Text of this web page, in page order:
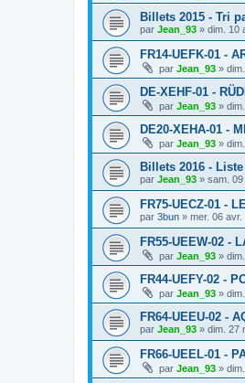
Billets 2015 - Tri
par Jean_93 » dim. 10
FR14-UEFK-01 -
par Jean_93 »
DE-XEHF-01 -
par Jean_93 »
DE20-XEHA-01 -
par Jean_93 »
Billets 2016 -
par Jean_93 » sam. 09
FR75-UECZ-01 -
par 3bun » mer. 06
FR55-UEEW-02 -
par Jean_93 »
FR44-UEFY-02 -
par Jean_93 »
FR64-UEEU-02 -
par Jean_93 » dim. 27
FR66-UEEL-01 -
par Jean_93 »